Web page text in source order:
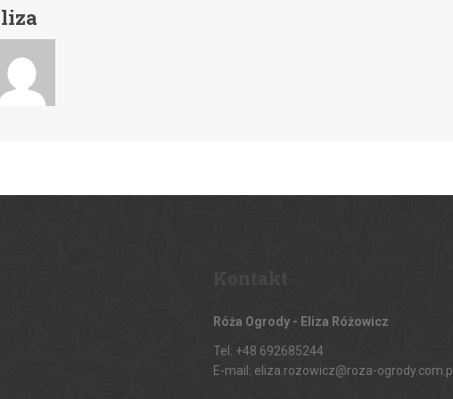
Róża Ogrody - Eliza Różowicz
Tel: +48 692685244
E-mail: eliza.rozowicz@roza-ogrody.com.pl